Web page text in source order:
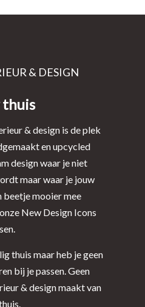
& DESIGN
thuis
& design is de plek
en upcycled
design waar je niet
maar waar je jouw
beetje mooier mee
New Design Icons
thuis maar heb je geen
bij je passen. Geen
& design maakt van